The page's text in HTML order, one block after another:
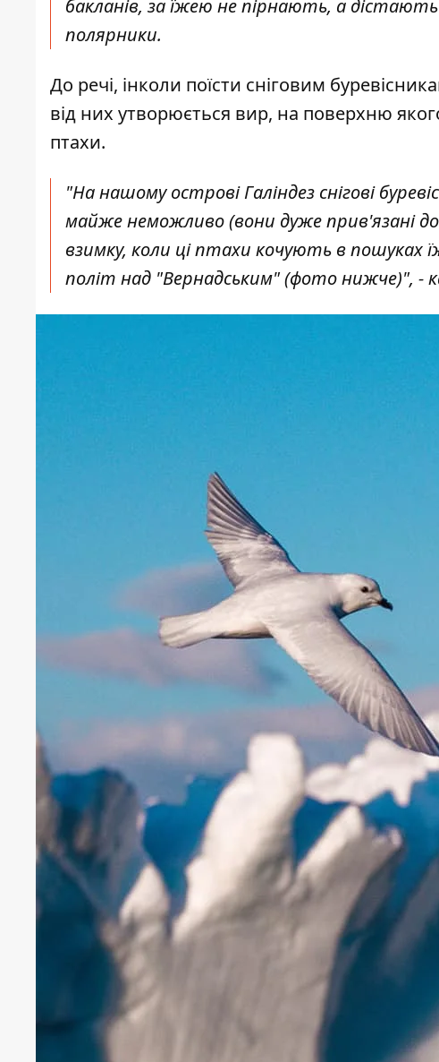
бакланів, за їжею не пірнають, а дістають
полярники.
До речі, інколи поїсти сніговим
від них утворюється вир, на поверхню
птахи.
"На нашому острові Галіндез снігові
майже неможливо (вони дуже прив'язані до
взимку, коли ці птахи кочують в пошуках
політ над "Вернадським" (фото нижче)", -